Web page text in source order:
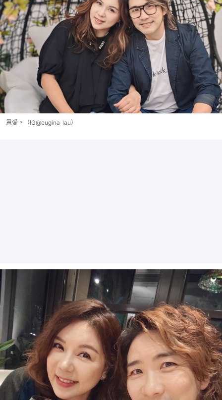
恩愛。（IG@eugina_lau）